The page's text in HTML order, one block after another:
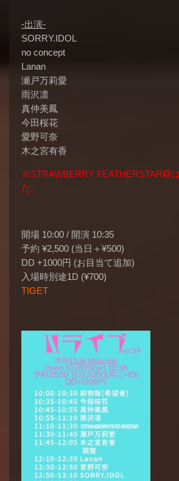
-出演-
SORRY.IDOL
no concept
Lanan
瀬戸万莉愛
雨沢凛
真仲美鳳
今田桜花
愛野可奈
木之宮有香
※STRAWBERRY FEATHERSTAR様
た。
開場 10:00 / 開演 10:35
予約 ¥2,500 (当日＋¥500)
DD +1000円 (お目当て追加)
入場時別途1D (¥700)
TIGET